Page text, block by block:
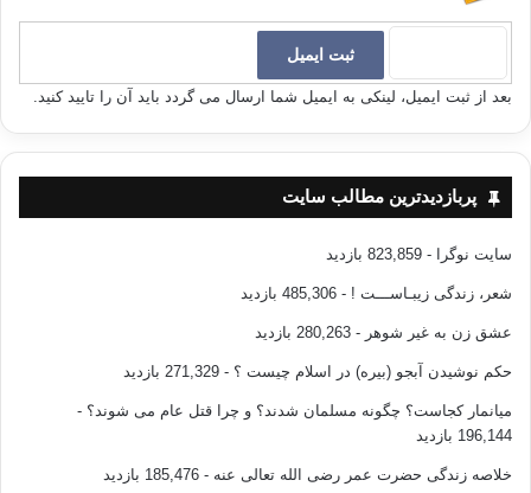
بعد از ثبت ایمیل، لینکی به ایمیل شما ارسال می گردد باید آن را تایید کنید.
پربازدیدترین مطالب سایت
سایت نوگرا - 823,859 بازدید
شعر، زندگی زیبـاســـت ! - 485,306 بازدید
عشق زن به غیر شوهر - 280,263 بازدید
حکم نوشیدن آبجو (بیره) در اسلام چیست ؟ - 271,329 بازدید
میانمار کجاست؟ چگونه مسلمان شدند؟ و چرا قتل عام می شوند؟ -
196,144 بازدید
خلاصه زندگی حضرت عمر رضی الله تعالی عنه - 185,476 بازدید